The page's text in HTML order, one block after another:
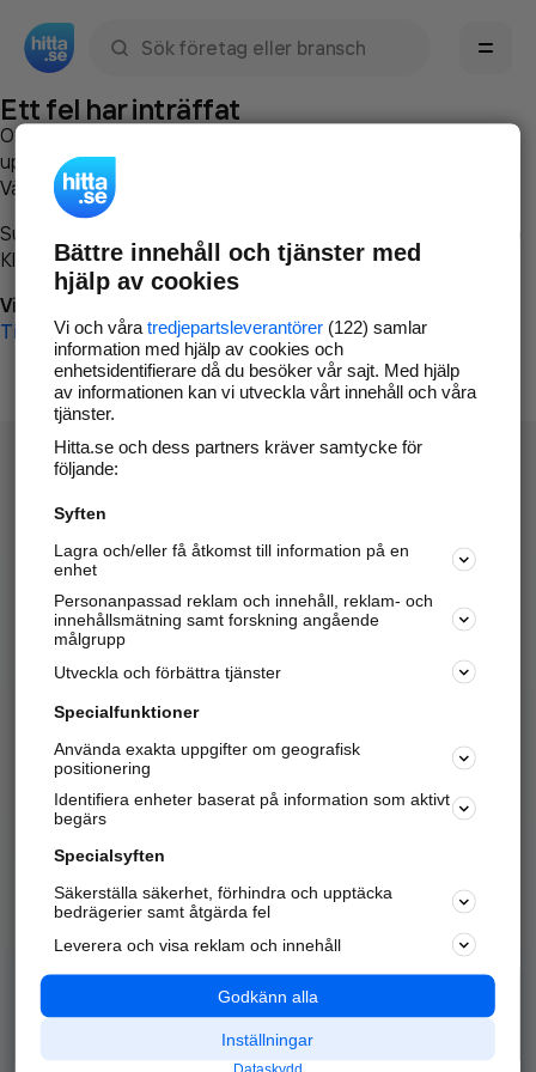
Ett fel har inträffat
Om du vill kan du
uppstod så att vi lättare och snabbare kan avhjälpa det.
Vänligen försök med följande:
Surfa till
Klicka påTillbaka-knappen i webbläsaren och försök igen
Vi beklagar besväret!
Till startsidan
Hitta.se - Gratis nummerupplysning.
Sök företag, personer och platser.
Hitta telefonnummer, adresser, företagsinfo mm.
Marknadsför företaget
Kom igång och annonsera mot
samarbetspartners nära dig.
Alla kategorier
Populära sökningar
API & Kartor
Annonsera
Integritet
Nödnummer
Bättre innehåll och tjänster med
hjälp av cookies
Vi och våra tredjepartsleverantörer(122) samlar
information med hjälp av cookies och
enhetsidentifierare då du besöker vår sajt. Med hjälp
av informationen kan vi utveckla vårt innehåll och våra
tjänster.
Hitta.se och dess partners kräver samtycke för
följande:
Syften
Lagra och/eller få åtkomst till information på en
enhet
Personanpassad reklam och innehåll, reklam- och
innehållsmätning samt forskning angående
målgrupp
Utveckla och förbättra tjänster
Specialfunktioner
Använda exakta uppgifter om geografisk
positionering
Identifiera enheter baserat på information som aktivt
begärs
Specialsyften
Säkerställa säkerhet, förhindra och upptäcka
bedrägerier samt åtgärda fel
Leverera och visa reklam och innehåll
Godkänn alla
Inställningar
Dataskydd